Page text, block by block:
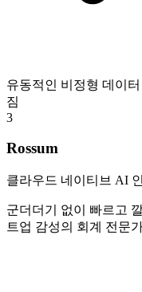
유동적인 비정형 데이
짐
3
Rossum
클라우드 네이티브 AI
군더더기 없이 빠르고
트업 감성의 회계 전문